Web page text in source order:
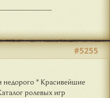
недорого * Красивейшие
ролевых игр
#5255